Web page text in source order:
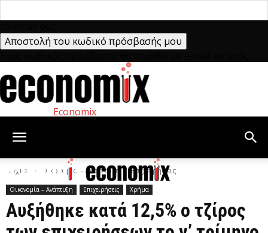
Economix
Αρχική Οικονομία – Ανάπτυξη Επιχειρήσεις
Οικονομία – Ανάπτυξη Επιχειρήσεις Χρήμα
Αυξήθηκε κατά 12,5% ο τζίρος